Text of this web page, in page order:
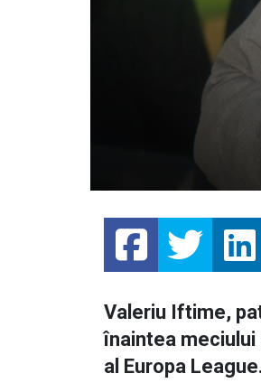
Valeriu Iftime,
înaintea meciului
al Europa League.